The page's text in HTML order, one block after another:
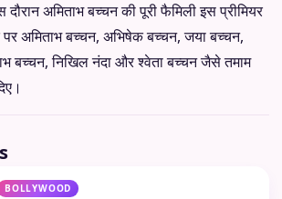
दौरान अमिताभ बच्चन की पूरी फैमिली इस प्रीमियर
अमिताभ बच्चन, अभिषेक बच्चन, जया बच्चन,
बच्चन, निखिल नंदा और श्वेता बच्चन जैसे तमाम
BOLLYWOOD